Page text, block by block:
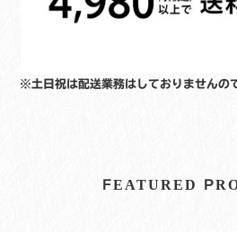
※土日祝は配送業務はしておりませんの
FEATURED